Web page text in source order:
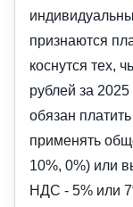
признаются
коснутся тех,
рублей за
обязан
применять
10%, 0%) или
НДС - 5% или